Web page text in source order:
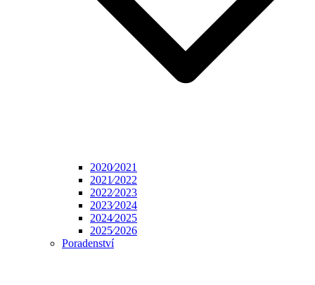
2020⁄2021
2021⁄2022
2022⁄2023
2023⁄2024
2024⁄2025
2025⁄2026
Poradenství